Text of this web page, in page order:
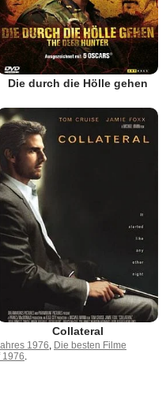
Die durch die Hölle gehen
Collateral
1976, Die besten Filme
1976.